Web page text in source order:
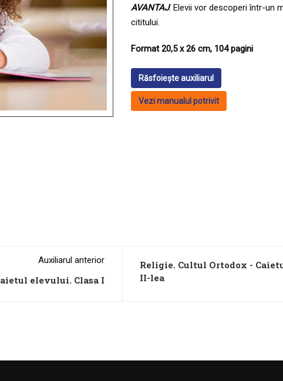
AVANTAJ: Elevii vor descoperi într-un
cititului.
Format 20,5 x 26 cm, 104 pagini
Răsfoiește auxiliarul
Vezi manualul potrivit
Auxiliarul anterior
elevului. Clasa I
Religie. Cultul Ortodox -
II-lea